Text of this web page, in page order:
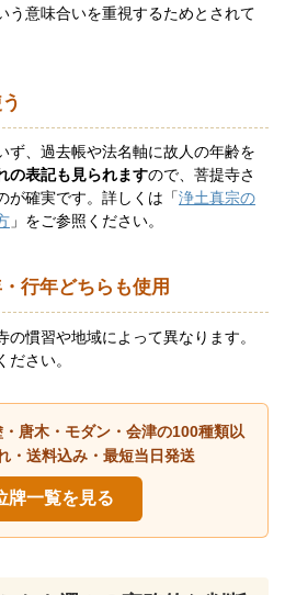
う意味合いを重視するためとされて
ず、過去帳や法名軸に故人の年齢を
の表記も見られますので、菩提寺さ
が確実です。詳しくは「浄土真宗の
」をご参照ください。
行年どちらも使用
慣習や地域によって異なります。
さい。
唐木・モダン・会津の100種類以
・送料込み・最短当日発送
牌一覧を見る